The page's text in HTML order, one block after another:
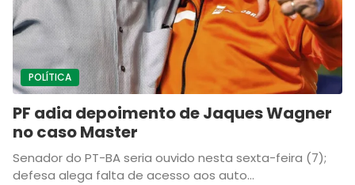
POLÍTICA
PF adia depoimento de Jaques Wagner
no caso Master
Senador do PT-BA seria ouvido nesta sexta-feira (7);
defesa alega falta de acesso aos auto...